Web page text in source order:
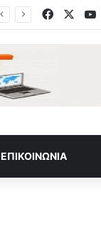
Facebook
ΕΠΙΚΟΙΝΩΝΊΑ